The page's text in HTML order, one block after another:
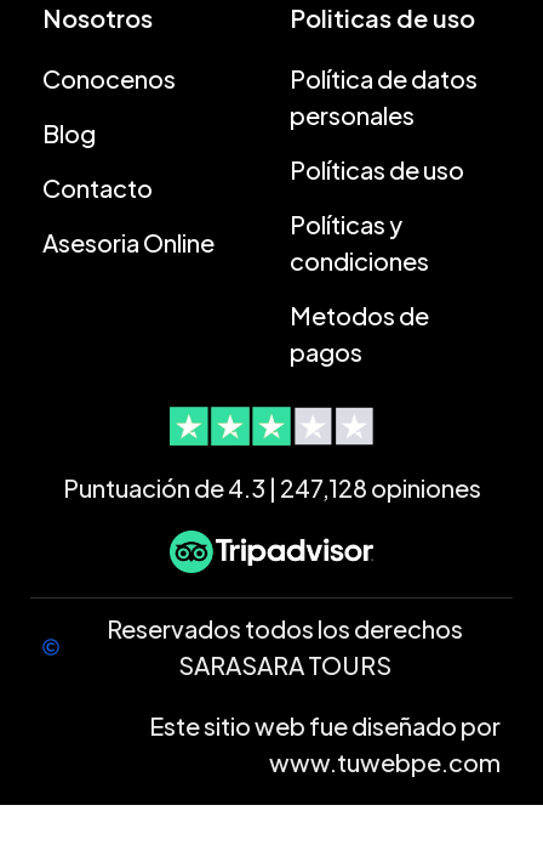
Nosotros
Conocenos
Blog
Contacto
Asesoria Online
Politicas de uso
Política de datos
personales
Políticas de uso
Políticas y
condiciones
Metodos de
pagos
Puntuación de 4.3 | 247,128 opiniones
Reservados todos los derechos
SARASARA TOURS
Este sitio web fue diseñado por
www.tuwebpe.com